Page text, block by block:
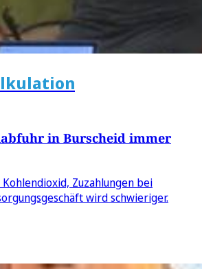
in Burscheid immer
Zuzahlungen bei
wird schwieriger.